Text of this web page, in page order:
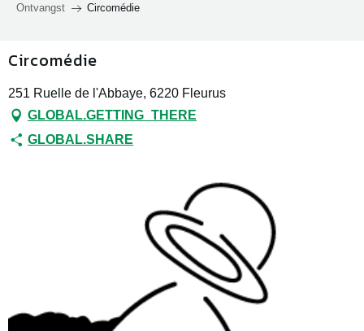
Ontvangst Circomédie
Circomédie
251 Ruelle de l'Abbaye, 6220 Fleurus
GLOBAL.GETTING_THERE
GLOBAL.SHARE